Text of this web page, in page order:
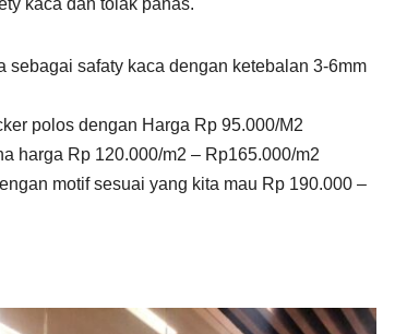
sebagai safaty kaca dengan ketebalan 3-6mm
polos dengan Harga Rp 95.000/M2
harga Rp 120.000/m2 – Rp165.000/m2
motif sesuai yang kita mau Rp 190.000 –